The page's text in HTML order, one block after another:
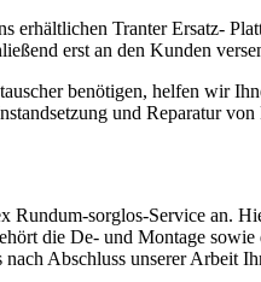
Tranter Ersatz-
erst an den Kunden
benötigen, helfen wir
und Reparatur von
sorglos-Service an.
die De- und Montage
Abschluss unserer Arbeit